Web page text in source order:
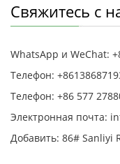
Свяжитесь с
WhatsApp и WeChat:
Телефон:
Телефон: +86 577
Электронная почта:
Добавить: 86# Sanliyi